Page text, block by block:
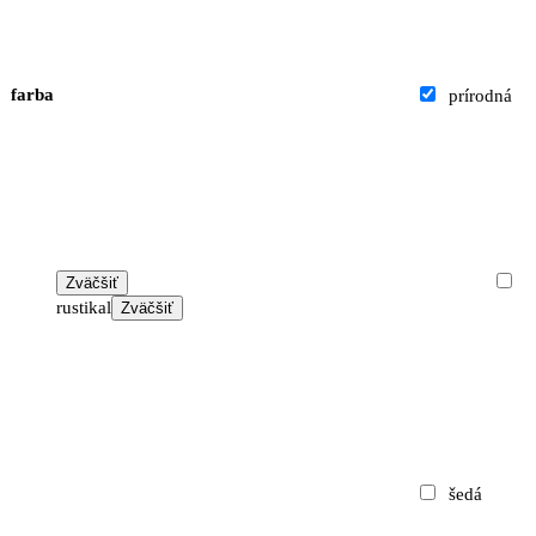
farba prírodná
Zväčšiť
rustikal Zväčšiť
šedá